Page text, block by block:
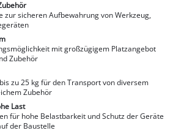
zur sicheren Aufbewahrung von Werkzeug,
mit großzügigem Platzangebot
Zubehör
zu 25 kg für den Transport von diversem
Zubehör
Last
für hohe Belastbarkeit und Schutz der Geräte
der Baustelle